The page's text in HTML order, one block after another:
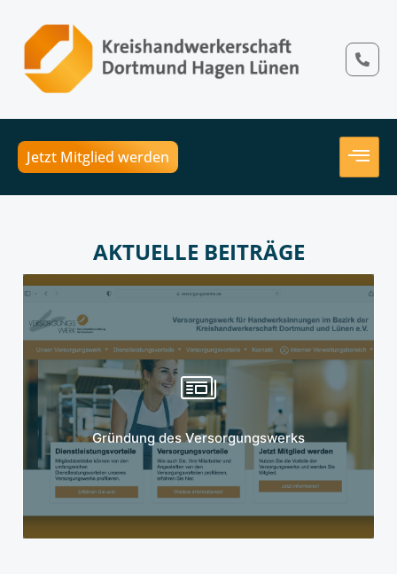
Jetzt Mitglied werden
AKTUELLE BEITRÄGE
Gründung des Versorgungswerks
Mehr erfahren